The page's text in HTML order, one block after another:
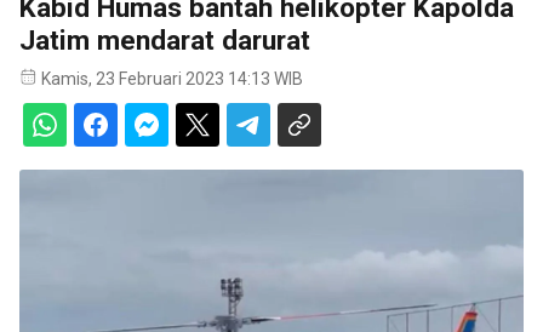
Kabid Humas bantah helikopter Kapolda
Jatim mendarat darurat
Kamis, 23 Februari 2023 14:13 WIB